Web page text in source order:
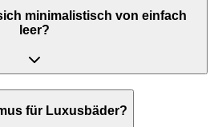
minimalistisch von einfach
leer?
für Luxusbäder?